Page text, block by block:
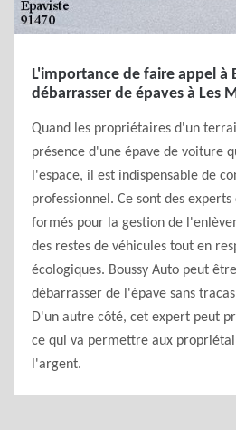
L'importance de faire appel à
débarrasser de épaves à Les
Quand les propriétaires d'un
présence d'une épave de voiture
l'espace, il est indispensable de
professionnel. Ce sont des
formés pour la gestion de
des restes de véhicules tout en
écologiques. Boussy Auto peut
débarrasser de l'épave sans
D'un autre côté, cet expert peut
ce qui va permettre aux
l'argent.